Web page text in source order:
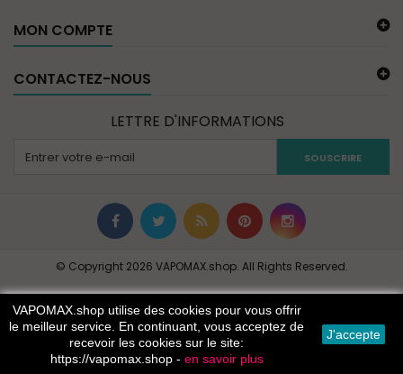
© Copyright 2026 VAPOMAX.shop. All Rights Reserved.
MON COMPTE
CONTACTEZ-NOUS
LETTRE D'INFORMATIONS
SOUSCRIRE
VAPOMAX.shop utilise des cookies pour vous offrir
le meilleur service. En continuant, vous acceptez de
recevoir les cookies sur le site:
https://vapomax.shop - en savoir plus
J'accepte